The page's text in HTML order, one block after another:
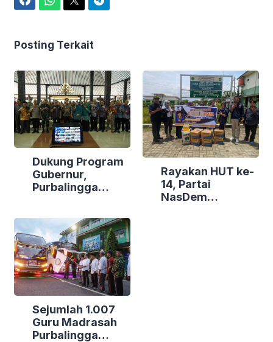
Posting Terkait
Dukung Program
Gubernur,
Purbalingga
Kecamatan
Berdaya
Rayakan HUT ke-
14, Partai
NasDem
Sejumlah 1.007
Guru Madrasah
Purbalingga